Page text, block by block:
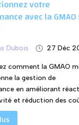
votre
avec la
Dubois 27 Déc
comment la GMAO
la gestion de
en améliorant
et réduction des